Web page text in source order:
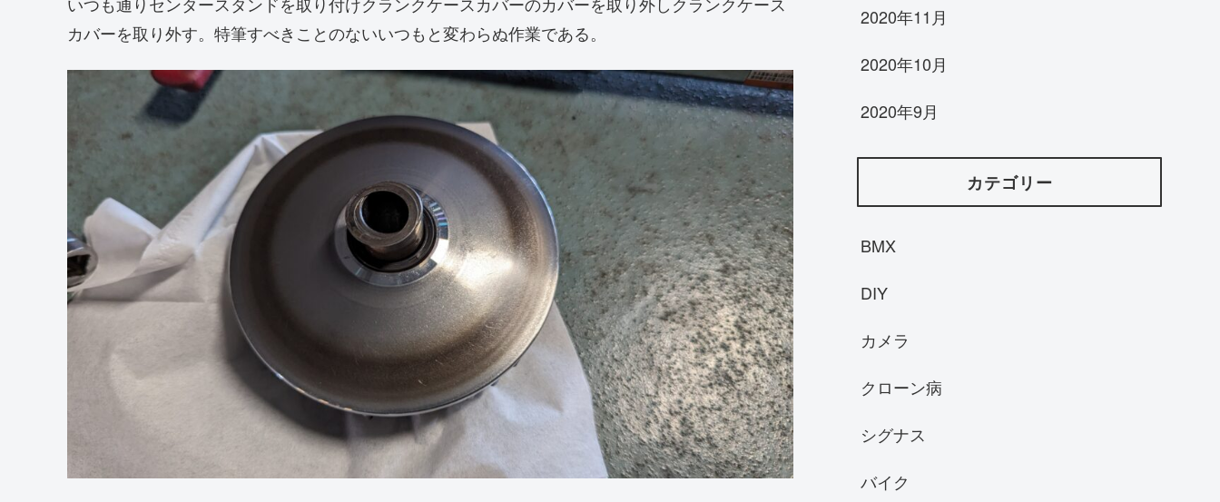
カバーを取り外す。特筆すべきことのないいつもと変わらぬ作業である。
2020年11月
2020年10月
2020年9月
カテゴリー
BMX
DIY
カメラ
クローン病
シグナス
バイク